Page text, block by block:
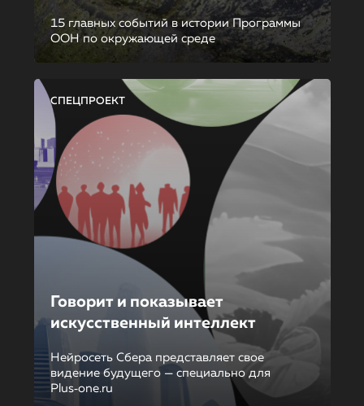
15 главных событий в истории Программы
ООН по окружающей среде
СПЕЦПРОЕКТ
Говорит и показывает
искусственный интеллект
Нейросеть Сбера представляет свое
видение будущего — специально для
Plus‑one.ru